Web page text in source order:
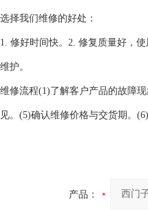
选择我们维修的好处：
1. 修好时间快。2. 修复质量好，
维护。
维修流程(1)了解客户产品的故障
见。(5)确认维修价格与交货期。
产品：